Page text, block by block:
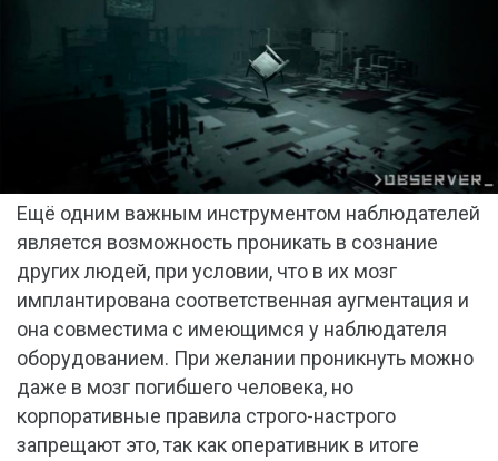
Ещё одним важным инструментом наблюдателей
является возможность проникать в сознание
других людей, при условии, что в их мозг
имплантирована соответственная аугментация и
она совместима с имеющимся у наблюдателя
оборудованием. При желании проникнуть можно
даже в мозг погибшего человека, но
корпоративные правила строго-настрого
запрещают это, так как оперативник в итоге